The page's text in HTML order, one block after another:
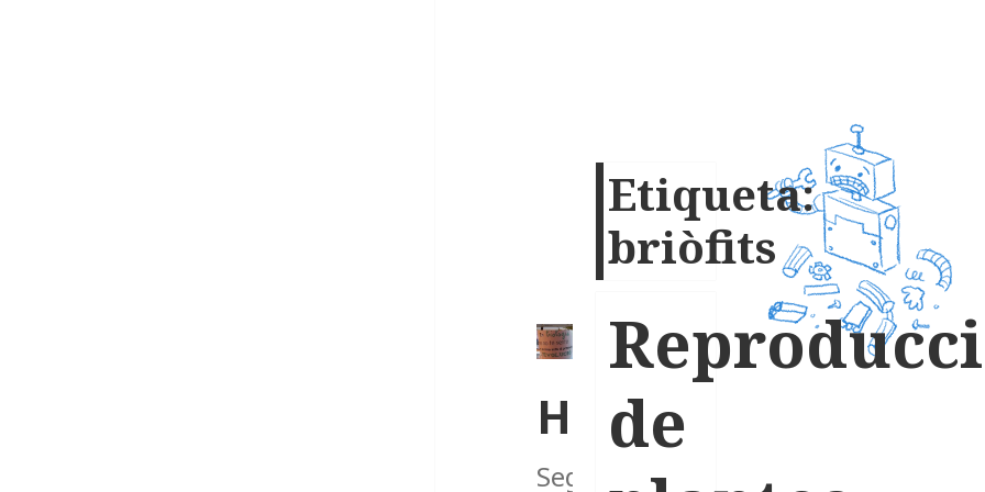
Homeòstasi
Segons
Etiqueta:
briòfits
de